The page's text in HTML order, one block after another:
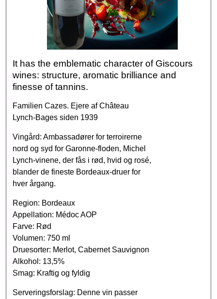
It has the emblematic character of Giscours
wines: structure, aromatic brilliance and
finesse of tannins.
Familien Cazes. Ejere af Château
Lynch-Bages siden 1939
Vingård: Ambassadører for terroirerne
nord og syd for Garonne-floden, Michel
Lynch-vinene, der fås i rød, hvid og rosé,
blander de fineste Bordeaux-druer for
hver årgang.
Region: Bordeaux
Appellation: Médoc AOP
Farve: Rød
Volumen: 750 ml
Druesorter: Merlot, Cabernet Sauvignon
Alkohol: 13,5%
Smag: Kraftig og fyldig
Serveringsforslag: Denne vin passer